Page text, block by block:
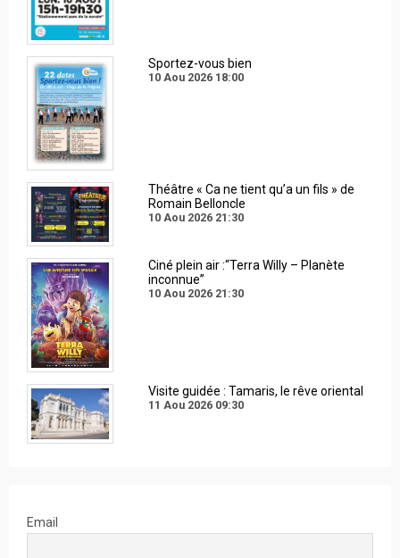
Sportez-vous bien
10 Aou 2026 18:00
Théâtre « Ca ne tient qu’a un fils » de
Romain Belloncle
10 Aou 2026 21:30
Ciné plein air :“Terra Willy – Planète
inconnue”
10 Aou 2026 21:30
Visite guidée : Tamaris, le rêve oriental
11 Aou 2026 09:30
Email